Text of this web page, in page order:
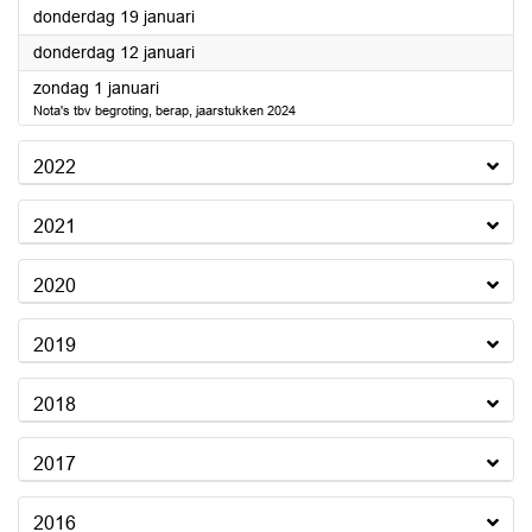
donderdag 19 januari2023
donderdag 12 januari2023
zondag 1 januari2023
Nota's tbv begroting, berap, jaarstukken 2024
2022
2021
2020
2019
2018
2017
2016